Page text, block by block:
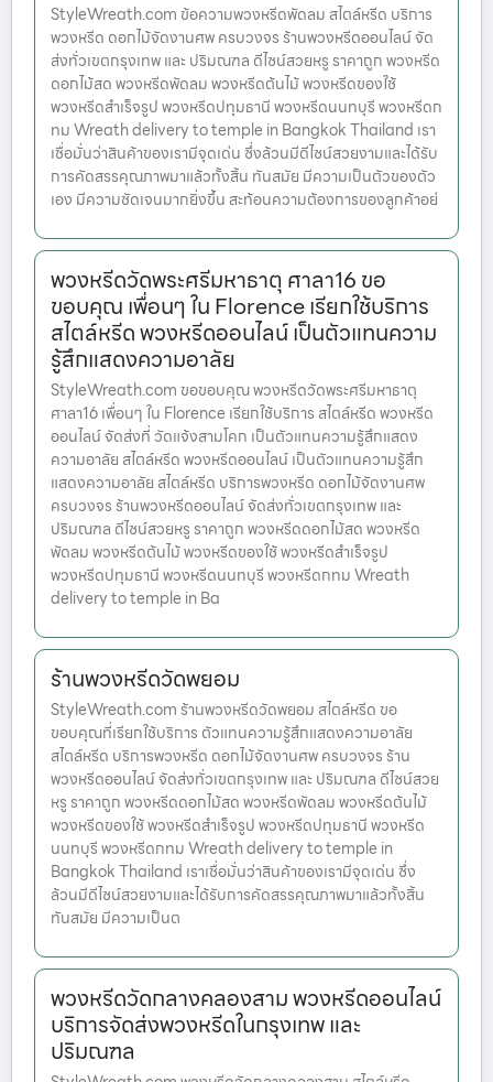
StyleWreath.com ข้อความพวงหรีดพัดลม สไตล์หรีด บริการ
พวงหรีด ดอกไม้จัดงานศพ ครบวงจร ร้านพวงหรีดออนไลน์ จัด
ส่งทั่วเขตกรุงเทพ และ ปริมณฑล ดีไซน์สวยหรู ราคาถูก พวงหรีด
ดอกไม้สด พวงหรีดพัดลม พวงหรีดต้นไม้ พวงหรีดของใช้
พวงหรีดสำเร็จรูป พวงหรีดปทุมธานี พวงหรีดนนทบุรี พวงหรีดก
ทม Wreath delivery to temple in Bangkok Thailand เรา
เชื่อมั่นว่าสินค้าของเรามีจุดเด่น ซึ่งล้วนมีดีไซน์สวยงามและได้รับ
การคัดสรรคุณภาพมาแล้วทั้งสิ้น ทันสมัย มีความเป็นตัวของตัว
เอง มีความชัดเจนมากยิ่งขึ้น สะท้อนความต้องการของลูกค้าอย่
พวงหรีดวัดพระศรีมหาธาตุ ศาลา16 ขอ
ขอบคุณ เพื่อนๆ ใน Florence เรียกใช้บริการ
สไตล์หรีด พวงหรีดออนไลน์ เป็นตัวแทนความ
รู้สึกแสดงความอาลัย
StyleWreath.com ขอขอบคุณ พวงหรีดวัดพระศรีมหาธาตุ
ศาลา16 เพื่อนๆ ใน Florence เรียกใช้บริการ สไตล์หรีด พวงหรีด
ออนไลน์ จัดส่งที่ วัดแจ้งสามโคก เป็นตัวแทนความรู้สึกแสดง
ความอาลัย สไตล์หรีด พวงหรีดออนไลน์ เป็นตัวแทนความรู้สึก
แสดงความอาลัย สไตล์หรีด บริการพวงหรีด ดอกไม้จัดงานศพ
ครบวงจร ร้านพวงหรีดออนไลน์ จัดส่งทั่วเขตกรุงเทพ และ
ปริมณฑล ดีไซน์สวยหรู ราคาถูก พวงหรีดดอกไม้สด พวงหรีด
พัดลม พวงหรีดต้นไม้ พวงหรีดของใช้ พวงหรีดสำเร็จรูป
พวงหรีดปทุมธานี พวงหรีดนนทบุรี พวงหรีดกทม Wreath
delivery to temple in Ba
ร้านพวงหรีดวัดพยอม
StyleWreath.com ร้านพวงหรีดวัดพยอม สไตล์หรีด ขอ
ขอบคุณที่เรียกใช้บริการ ตัวแทนความรู้สึกแสดงความอาลัย
สไตล์หรีด บริการพวงหรีด ดอกไม้จัดงานศพ ครบวงจร ร้าน
พวงหรีดออนไลน์ จัดส่งทั่วเขตกรุงเทพ และ ปริมณฑล ดีไซน์สวย
หรู ราคาถูก พวงหรีดดอกไม้สด พวงหรีดพัดลม พวงหรีดต้นไม้
พวงหรีดของใช้ พวงหรีดสำเร็จรูป พวงหรีดปทุมธานี พวงหรีด
นนทบุรี พวงหรีดกทม Wreath delivery to temple in
Bangkok Thailand เราเชื่อมั่นว่าสินค้าของเรามีจุดเด่น ซึ่ง
ล้วนมีดีไซน์สวยงามและได้รับการคัดสรรคุณภาพมาแล้วทั้งสิ้น
ทันสมัย มีความเป็นต
พวงหรีดวัดกลางคลองสาม พวงหรีดออนไลน์
บริการจัดส่งพวงหรีดในกรุงเทพ และ
ปริมณฑล